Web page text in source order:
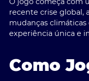
recente crise global,
mudanças
experiência única e
Como